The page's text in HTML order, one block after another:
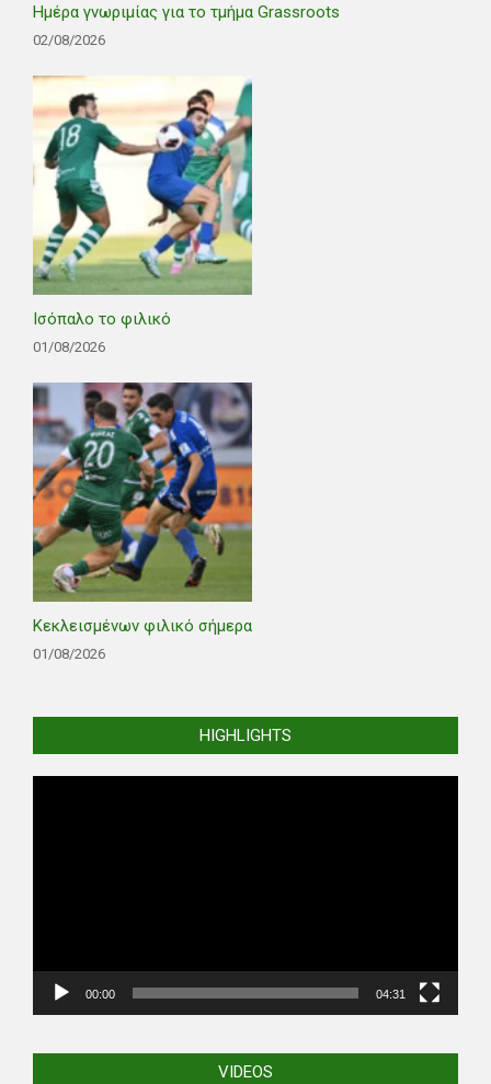
Ημέρα γνωριμίας για το τμήμα Grassroots
02/08/2026
Ισόπαλο το φιλικό
01/08/2026
Κεκλεισμένων φιλικό σήμερα
01/08/2026
HIGHLIGHTS
00:00 04:31
VIDEOS